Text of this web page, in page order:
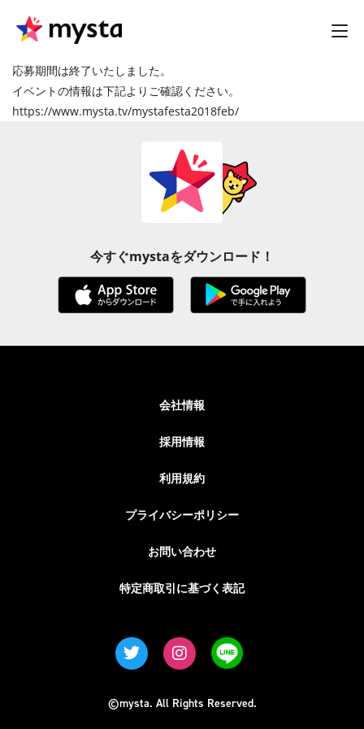
応募期間は終了いたしました。
イベントの情報は下記よりご確認ください。
https://www.mysta.tv/mystafesta2018feb/
今すぐmystaをダウンロード！
会社情報
採用情報
利用規約
プライバシーポリシー
お問い合わせ
特定商取引に基づく表記
©mysta. All Rights Reserved.